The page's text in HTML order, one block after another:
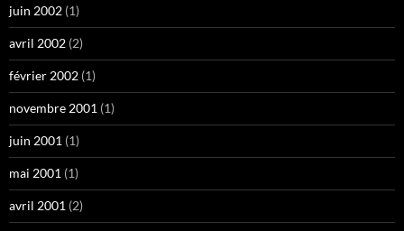
juin 2002 (1)
avril 2002 (2)
février 2002 (1)
novembre 2001 (1)
juin 2001 (1)
mai 2001 (1)
avril 2001 (2)